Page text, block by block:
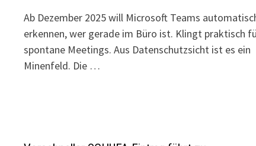
Ab Dezember 2025 will Microsoft Teams
erkennen, wer gerade im Büro ist. Klingt praktisch
spontane Meetings. Aus Datenschutzsicht ist es ein
Minenfeld. Die …